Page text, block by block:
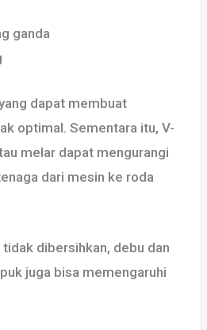
ganda
dapat membuat
optimal. Sementara itu, V-
melar dapat mengurangi
dari mesin ke roda
dibersihkan, debu dan
juga bisa memengaruhi